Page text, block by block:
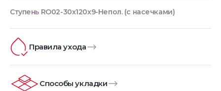
Ступень RO02-30x120x9-Непол. (с насечками)
Правила ухода
Способы укладки